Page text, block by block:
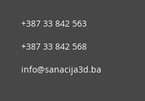
+387 33 842 563
+387 33 842 568
info@sanacija3d.ba